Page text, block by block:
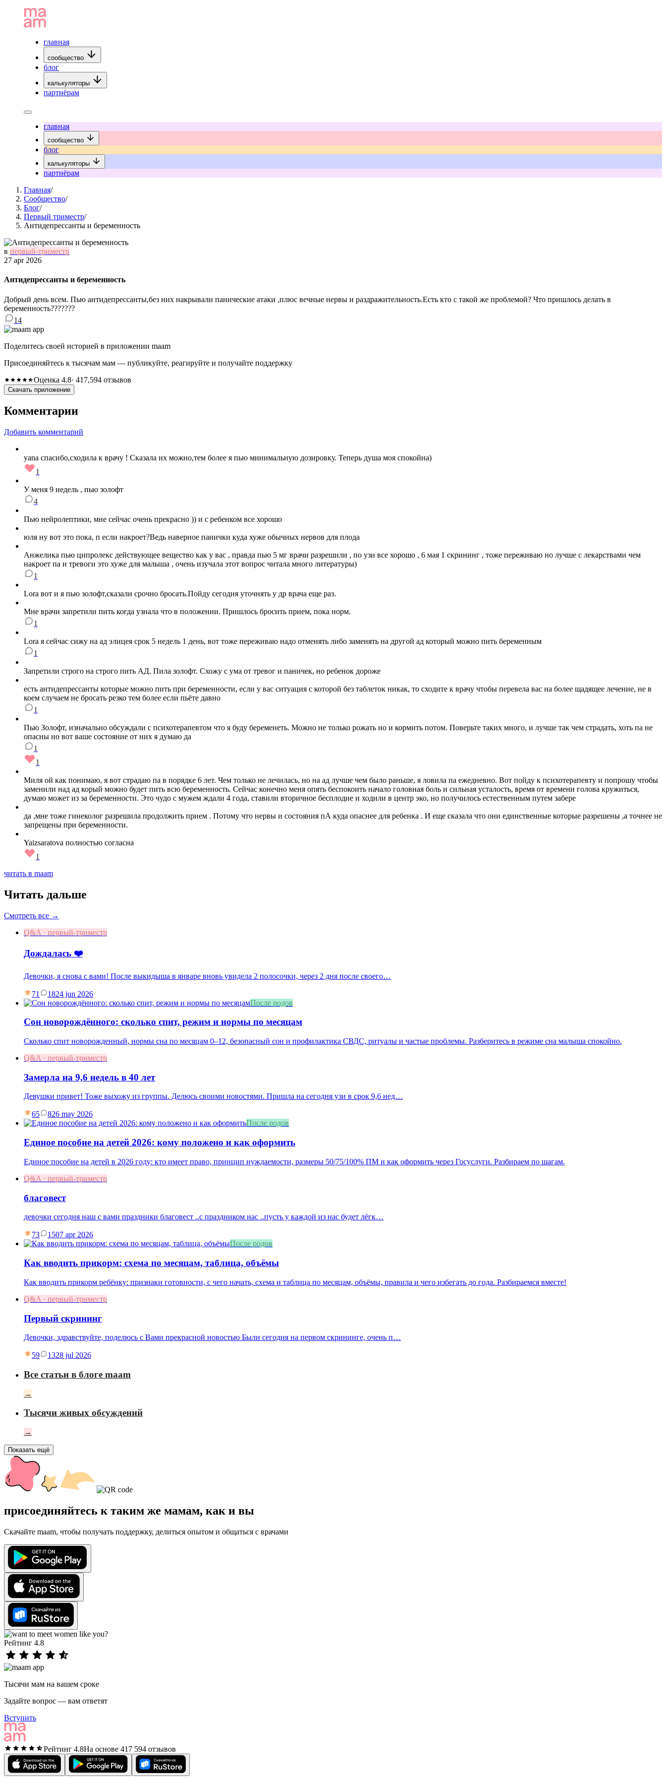
главная
сообщество
блог
калькуляторы
партнёрам
главная
сообщество
блог
калькуляторы
партнёрам
Главная/
Сообщество/
Блог/
Первый триместр/
Антидепрессанты и беременность
в первый-триместр
27 apr 2026
Антидепрессанты и беременность
Добрый день всем. Пью антидепрессанты,без них накрывали панические атаки ,плюс вечные нервы и раздражительность.Есть кто с такой же проблемой? Что пришлось делать в
беременность???????
14
Поделитесь своей историей в приложении maam
Присоединяйтесь к тысячам мам — публикуйте, реагируйте и получайте поддержку
Оценка 4.8· 417,594 отзывов
Скачать приложение
Комментарии
Добавить комментарий
yana спасибо,сходила к врачу ! Сказала их можно,тем более я пью минимальную дозировку. Теперь душа моя спокойна)
1
У меня 9 недель , пью золофт
4
Пью нейролептики, мне сейчас очень прекрасно )) и с ребенком все хорошо
юля ну вот это пока, п если накроет?Ведь наверное панички куда хуже обычных нервов для плода
Анжелика пью ципролекс действующее вещество как у вас , правда пью 5 мг врачи разрешили , по узи все хорошо , 6 мая 1 скрининг , тоже переживаю но лучше с лекарствами чем
накроет па и тревоги это хуже для малыша , очень изучала этот вопрос читала много литературы)
1
Lora вот и я пью золофт,сказали срочно бросать.Пойду сегодня уточнять у др врача еще раз.
Мне врачи запретили пить когда узнала что в положении. Пришлось бросить прием, пока норм.
1
Lora я сейчас сижу на ад элицея срок 5 недель 1 день, вот тоже переживаю надо отменять либо заменять на другой ад который можно пить беременным
1
Запретили строго на строго пить АД. Пила золофт. Схожу с ума от тревог и паничек, но ребенок дороже
есть антидепрессанты которые можно пить при беременности, если у вас ситуация с которой без таблеток никак, то сходите к врачу чтобы перевела вас на более щадящее лечение, не в
коем случаем не бросать резко тем более если пьёте давно
1
Пью Золофт, изначально обсуждали с психотерапевтом что я буду беременеть. Можно не только рожать но и кормить потом. Поверьте таких много, и лучше так чем страдать, хоть па не
опасны но вот ваше состояние от них я думаю да
1
1
Миля ой как понимаю, я вот страдаю па в порядке 6 лет. Чем только не лечилась, но на ад лучше чем было раньше, я ловила па ежедневно. Вот пойду к психотерапевту и попрошу чтобы
заменили над ад корый можно будет пить всю беременность. Сейчас конечно меня опять беспокоить начало головная боль и сильная усталость, время от времени голова кружиться,
думаю может из за беременности. Это чудо с мужем ждали 4 года, ставили вторичное бесплодие и ходили в центр эко, но получилось естественным путем забере
да ,мне тоже гинеколог разрешила продолжить прием . Потому что нервы и состояния пА куда опаснее для ребенка . И еще сказала что они единственные которые разрешены ,а точнее не
запрещены при беременности.
Yaizsaratova полностью согласна
1
читать в maam
Читать дальше
Смотреть все →
Q&A · первый-триместр
Дождалась ❤️
Девочки, я снова с вами! После выкидыша в январе вновь увидела 2 полосочки, через 2 дня после своего…
71 1824 jun 2026
После родов
Сон новорождённого: сколько спит, режим и нормы по месяцам
Сколько спит новорожденный, нормы сна по месяцам 0–12, безопасный сон и профилактика СВДС, ритуалы и частые проблемы. Разберитесь в режиме сна малыша спокойно.
Q&A · первый-триместр
Замерла на 9,6 недель в 40 лет
Девушки привет! Тоже выхожу из группы. Делюсь своими новостями. Пришла на сегодня узи в срок 9,6 нед…
65 826 may 2026
После родов
Единое пособие на детей 2026: кому положено и как оформить
Единое пособие на детей в 2026 году: кто имеет право, принцип нуждаемости, размеры 50/75/100% ПМ и как оформить через Госуслуги. Разбираем по шагам.
Q&A · первый-триместр
благовест
девочки сегодня наш с вами праздники благовест ..с праздником нас ..пусть у каждой из нас будет лёгк…
73 1507 apr 2026
После родов
Как вводить прикорм: схема по месяцам, таблица, объёмы
Как вводить прикорм ребёнку: признаки готовности, с чего начать, схема и таблица по месяцам, объёмы, правила и чего избегать до года. Разбираемся вместе!
Q&A · первый-триместр
Первый скрининг
Девочки, здравствуйте, поделюсь с Вами прекрасной новостью Были сегодня на первом скрининге, очень п…
59 1328 jul 2026
Все статьи в блоге maam
→
Тысячи живых обсуждений
→
Показать ещё
присоединяйтесь к таким же мамам, как и вы
Скачайте maam, чтобы получать поддержку, делиться опытом и общаться с врачами
Рейтинг 4.8
Тысячи мам на вашем сроке
Задайте вопрос — вам ответят
Вступить
Рейтинг 4.8На основе 417 594 отзывов